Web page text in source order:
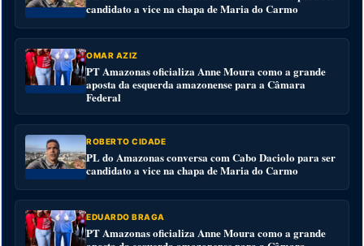
candidato a vice na chapa de Maria do Carmo
OMAR AZIZ
PT Amazonas oficializa Anne Moura como a grande
aposta da esquerda amazonense para a Câmara
Federal
ROBERTO CIDADE
PL do Amazonas conversa com Cabo Daciolo para ser
candidato a vice na chapa de Maria do Carmo
EDUARDO BRAGA
PT Amazonas oficializa Anne Moura como a grande